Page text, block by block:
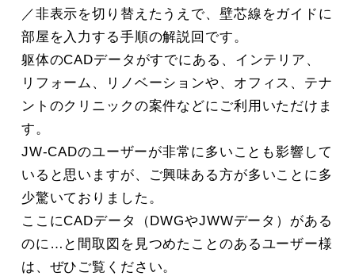
／非表示を切り替えたうえで、壁芯線をガイドに
部屋を入力する手順の解説回です。
躯体のCADデータがすでにある、インテリア、
リフォーム、リノベーションや、オフィス、テナ
ントのクリニックの案件などにご利用いただけま
す。
JW-CADのユーザーが非常に多いことも影響して
いると思いますが、ご興味ある方が多いことに多
少驚いておりました。
ここにCADデータ（DWGやJWWデータ）がある
のに…と間取図を見つめたことのあるユーザー様
は、ぜひご覧ください。